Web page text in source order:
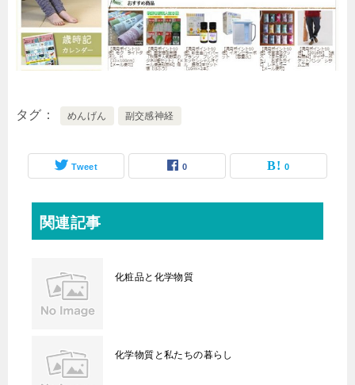
タグ めんげん 副交感神経
Tweet 0 0
関連記事
化粧品と化学物質
化学物質と私たちの暮らし